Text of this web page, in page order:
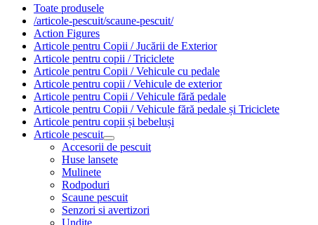
Toate produsele
/articole-pescuit/scaune-pescuit/
Action Figures
Articole pentru Copii / Jucării de Exterior
Articole pentru copii / Triciclete
Articole pentru Copii / Vehicule cu pedale
Articole pentru copii / Vehicule de exterior
Articole pentru Copii / Vehicule fără pedale
Articole pentru Copii / Vehicule fără pedale și Triciclete
Articole pentru copii și bebeluși
Articole pescuit
Accesorii de pescuit
Huse lansete
Mulinete
Rodpoduri
Scaune pescuit
Senzori si avertizori
Undite